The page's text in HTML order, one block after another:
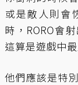
或是敵人則會
時，RORO會
這算是遊戲中
他們應該是特